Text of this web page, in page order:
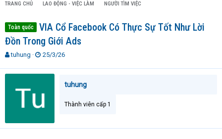
TRANG CHỦ LAO ĐỘNG - VIỆC LÀM NGƯỜI TÌM VIỆC
Toàn quốc
VIA Cổ Facebook Có Thực Sự Tốt Như Lời
Đồn Trong Giới Ads
T
r
a
tuhung
N
à
i
25/3/26
tuhung
Thành viên cấp 1